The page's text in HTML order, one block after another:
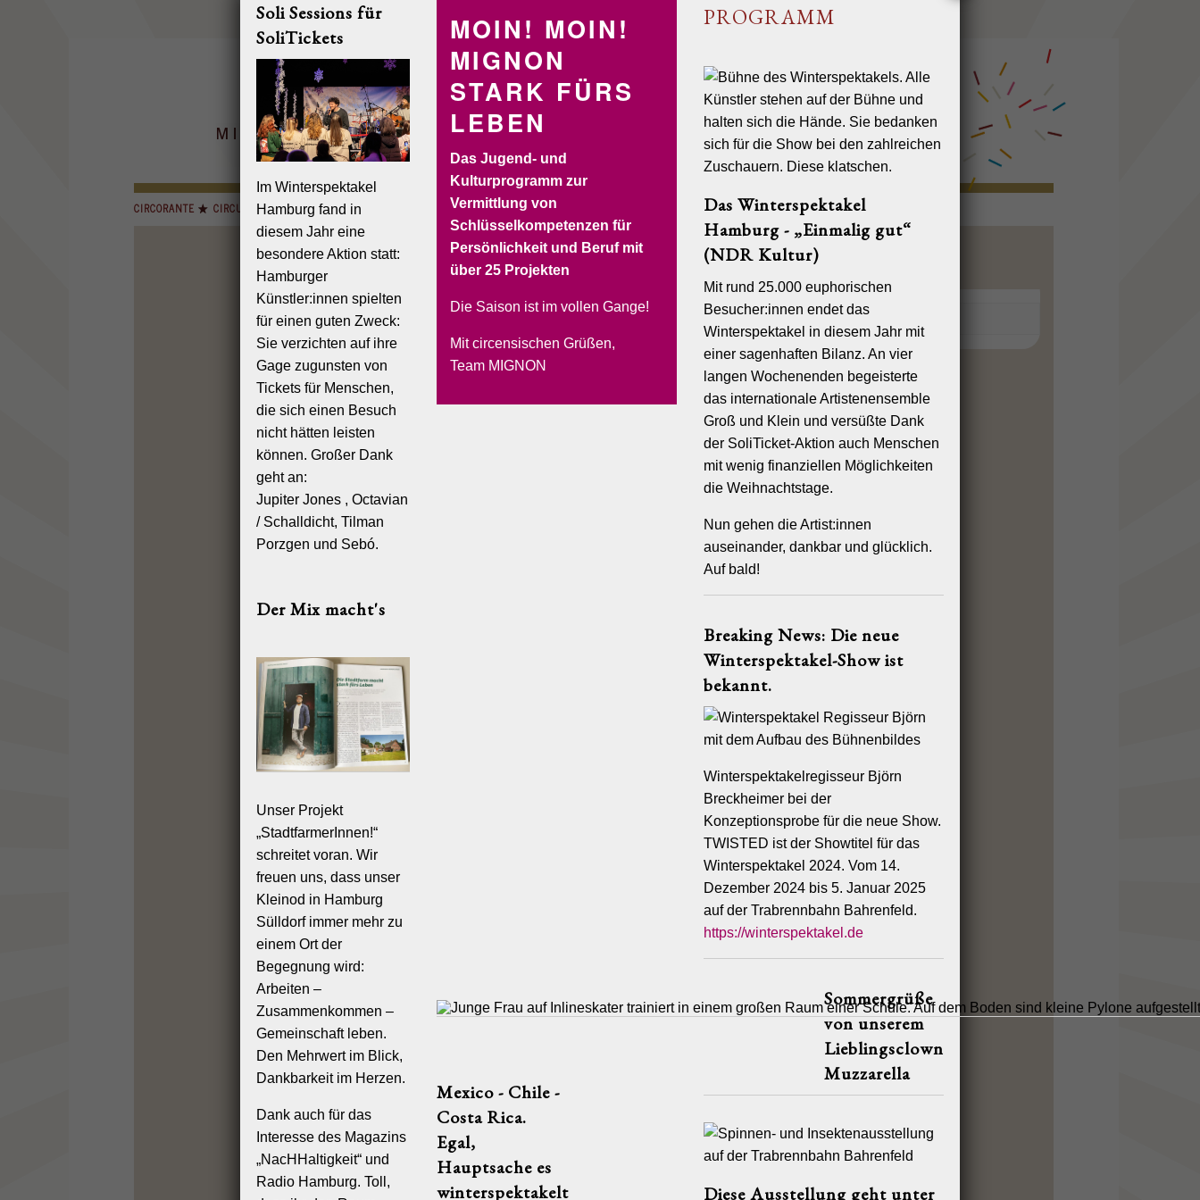
CIRCORANTE CIRCUS MIGNON INSELCIRCUS VERLEIH BUCHEN&RESERVIEREN
Impressum/Datenschutz
MIGNON GmbH & Co KG
22589 Hamburg
Vertreten durch:
Kontakt:
Telefon: 04032082802
E-Mail:
Registernummer: HRA 111352
Umsatzsteuer-Identifikationsnummer gemäß §27 a Umsatzsteuergesetz:
DE270595621
Verantwortlich für den Inhalt nach § 55 Abs. 2 RStV:
M. Kliewer
Haftungsausschluss:
Haftung für Inhalte
Die Inhalte unserer Seiten wurden mit größter Sorgfalt erstellt. Für die
Richtigkeit, Vollständigkeit und Aktualität der Inhalte können wir jedoch keine
Gewähr übernehmen. Als Diensteanbieter sind wir gemäß § 7 Abs.1 TMG für
eigene Inhalte auf diesen Seiten nach den allgemeinen Gesetzen
verantwortlich. Nach §§ 8 bis 10 TMG sind wir als Diensteanbieter jedoch
nicht verpflichtet, übermittelte oder gespeicherte fremde Informationen zu
überwachen oder nach Umständen zu forschen, die auf eine rechtswidrige
Tätigkeit hinweisen. Verpflichtungen zur Entfernung oder Sperrung der
unberührt. Eine diesbezügliche Haftung ist jedoch erst ab dem Zeitpunkt der
entfernen.
Haftung für Links
Unser Angebot enthält Links zu externen Webseiten Dritter, auf deren Inhalte
wir keinen Einfluss haben. Deshalb können wir für diese fremden Inhalte auch
keine Gewähr übernehmen. Für die Inhalte der verlinkten Seiten ist stets der
jeweilige Anbieter oder Betreiber der Seiten verantwortlich. Die verlinkten
Seiten wurden zum Zeitpunkt der Verlinkung auf mögliche Rechtsverstöße
überprüft. Rechtswidrige Inhalte waren zum Zeitpunkt der Verlinkung nicht
erkennbar. Eine permanente inhaltliche Kontrolle der verlinkten Seiten ist
jedoch ohne konkrete Anhaltspunkte einer Rechtsverletzung nicht zumutbar.
zurück
Soli Sessions für
SoliTickets
Im Winterspektakel
Hamburg fand in
diesem Jahr eine
besondere Aktion statt:
Hamburger
Künstler:innen spielten
für einen guten Zweck:
Sie verzichten auf ihre
Gage zugunsten von
Tickets für Menschen,
die sich einen Besuch
nicht hätten leisten
können. Großer Dank
geht an:
Jupiter Jones , Octavian
/ Schalldicht, Tilman
Porzgen und Sebó.
Der Mix macht's
Unser Projekt
„StadtfarmerInnen!“
schreitet voran. Wir
freuen uns, dass unser
Kleinod in Hamburg
Sülldorf immer mehr zu
einem Ort der
Begegnung wird:
Arbeiten –
Zusammenkommen –
Gemeinschaft leben.
Den Mehrwert im Blick,
Dankbarkeit im Herzen.
Dank auch für das
Interesse des Magazins
„NacHHaltigkeit“ und
Radio Hamburg. Toll,
MOIN! MOIN!
MIGNON
STARK FÜRS
LEBEN
Das Jugend- und
Kulturprogramm zur
Vermittlung von
Schlüsselkompetenzen für
Persönlichkeit und Beruf mit
über 25 Projekten
Die Saison ist im vollen Gange!
Mit circensischen Grüßen,
Team MIGNON
Mexico - Chile -
Costa Rica.
Egal,
Hauptsache es
winterspektakelt
PROGRAMM
Das Winterspektakel
Hamburg - „Einmalig gut“
(NDR Kultur)
Mit rund 25.000 euphorischen
Besucher:innen endet das
Winterspektakel in diesem Jahr mit
einer sagenhaften Bilanz. An vier
langen Wochenenden begeisterte
das internationale Artistenensemble
Groß und Klein und versüßte Dank
der SoliTicket-Aktion auch Menschen
mit wenig finanziellen Möglichkeiten
die Weihnachtstage.
Nun gehen die Artist:innen
auseinander, dankbar und glücklich.
Auf bald!
Breaking News: Die neue
Winterspektakel-Show ist
bekannt.
Winterspektakelregisseur Björn
Breckheimer bei der
Konzeptionsprobe für die neue Show.
TWISTED ist der Showtitel für das
Winterspektakel 2024. Vom 14.
Dezember 2024 bis 5. Januar 2025
auf der Trabrennbahn Bahrenfeld.
https://winterspektakel.de
Sommergrüße
von unserem
Lieblingsclown
Muzzarella
Diese Ausstellung geht unter